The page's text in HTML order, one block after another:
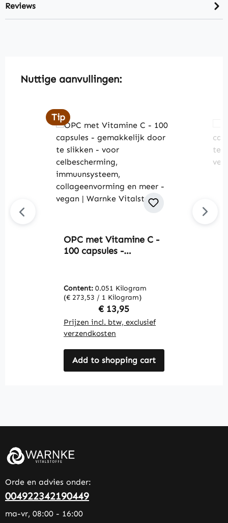
Reviews
Skip product gallery
Nuttige aanvullingen:
Tip
OPC met Vitamine C -
100 capsules -
celbescherming,
immuunsysteem,
collageenvorming en
meer - vegan | Warnke
Vitalstoffe
Content: 0.051 Kilogram
(€ 273,53 / 1 Kilogram)
Regular price:
€ 13,95
Prijzen incl. btw, exclusief
verzendkosten
Add to shopping cart
Orde en advies onder:
004922342190449
ma-vr, 08:00 - 16:00